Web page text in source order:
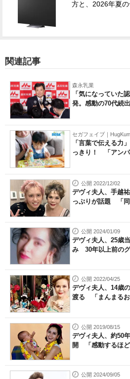
方と、2026年夏
関連記事
森永乳業
「気になっていた
発。感動の70代続出
セガフェイブ｜
「言葉で伝える力
っきり！ 「アン
公開 2022/12/02
デヴィ夫人、手越
っぷりが話題 「
公開 2024/01/09
デヴィ夫人、25歳
み 30年以上前の
公開 2022/04/25
デヴィ夫人、14歳
渡る 「まんまる
公開 2019/08/15
デヴィ夫人、約50
開 「感動するほ
公開 2024/09/05